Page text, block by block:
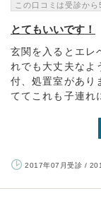
この口コミは受診か
とてもいいです！
玄関を入るとエレ
れでも大丈夫なよ
付、処置室があり
ててこれも子連れ
2017年07月受診 /